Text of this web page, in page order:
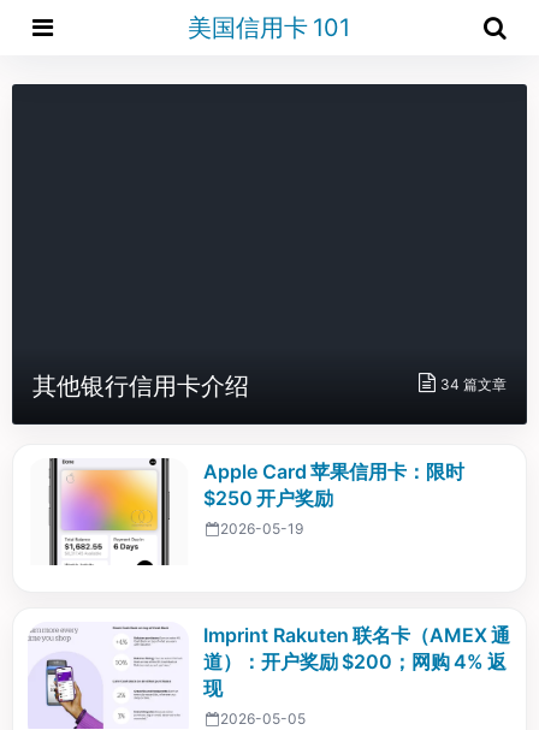
美国信用卡 101
其他银行信用卡介绍 34 篇文章
Apple Card 苹果信用卡：限时
$250 开户奖励
2026-05-19
Imprint Rakuten 联名卡（AMEX 通
道）：开户奖励 $200；网购 4% 返
现
2026-05-05